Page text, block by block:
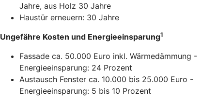
Jahre, aus Holz 30 Jahre
Haustür erneuern: 30 Jahre
Ungefähre Kosten und Energieeinsparung1
Fassade ca. 50.000 Euro inkl. Wärmedämmung -
Energieeinsparung: 24 Prozent
Austausch Fenster ca. 10.000 bis 25.000 Euro -
Energieeinsparung: 5 bis 10 Prozent